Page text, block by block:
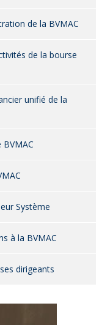
de la BVMAC
de la bourse
unifié de la
BVMAC
Système
à la BVMAC
dirigeants